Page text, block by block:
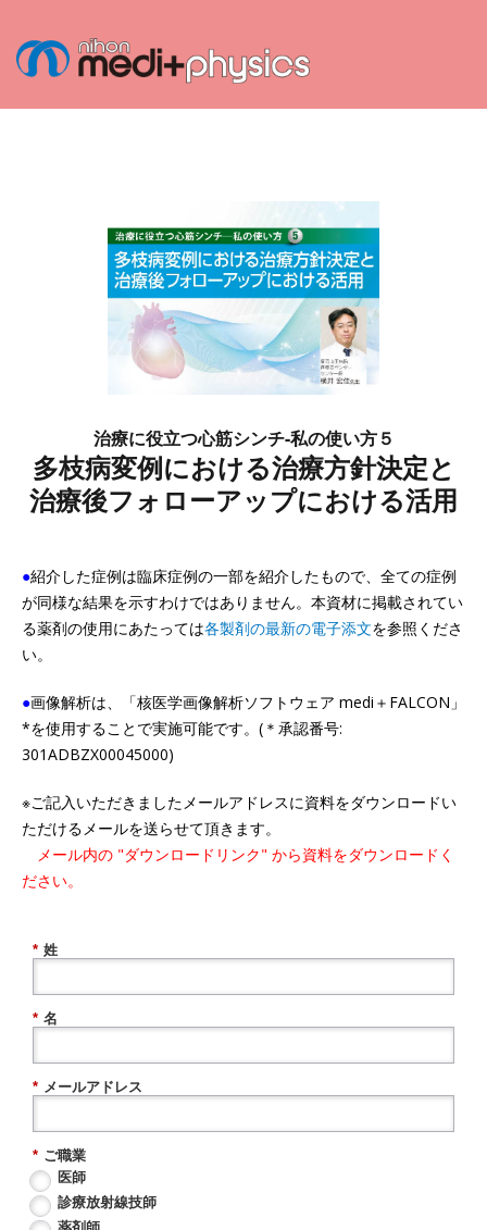
治療に役立つ心筋シンチ-私の使い方５
多枝病変例における治療方針決定と
治療後フォローアップにおける活用
●紹介した症例は臨床症例の一部を紹介したもので、全ての症例
が同様な結果を示すわけではありません。本資材に掲載されてい
る薬剤の使用にあたっては各製剤の最新の電子添文を参照くださ
い。
●画像解析は、「核医学画像解析ソフトウェア medi＋FALCON」
*を使用することで実施可能です。(＊承認番号:
301ADBZX00045000)
※ご記入いただきましたメールアドレスに資料をダウンロードい
ただけるメールを送らせて頂きます。
メール内の "ダウンロードリンク" から資料をダウンロードく
ださい。
* 姓
* 名
* メールアドレス
* ご職業
医師
診療放射線技師